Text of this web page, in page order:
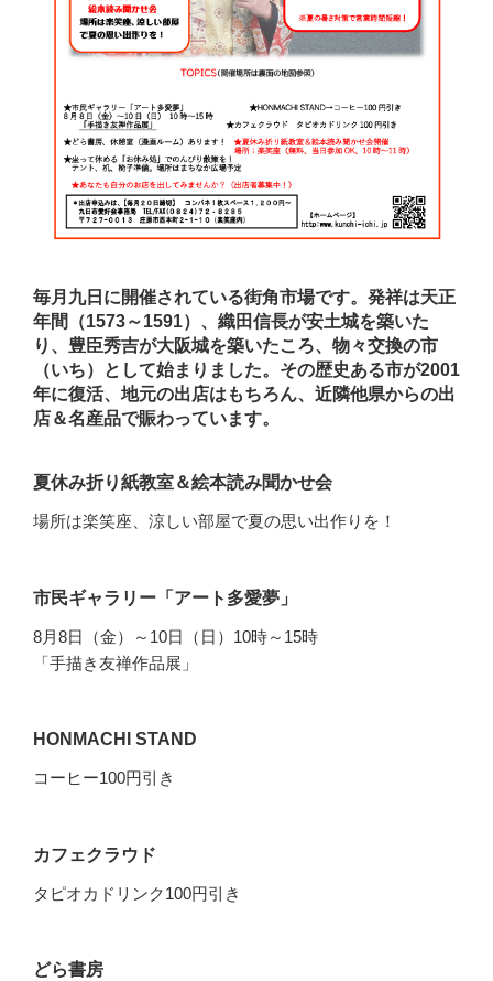
毎月九日に開催されている街角市場です。発祥は天正
年間（1573～1591）、織田信長が安土城を築いた
り、豊臣秀吉が大阪城を築いたころ、物々交換の市
（いち）として始まりました。その歴史ある市が2001
年に復活、地元の出店はもちろん、近隣他県からの出
店＆名産品で賑わっています。
夏休み折り紙教室＆絵本読み聞かせ会
場所は楽笑座、涼しい部屋で夏の思い出作りを！
市民ギャラリー「アート多愛夢」
8月8日（金）～10日（日）10時～15時
「手描き友禅作品展」
HONMACHI STAND
コーヒー100円引き
カフェクラウド
タピオカドリンク100円引き
どら書房